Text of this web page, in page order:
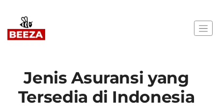
Jenis Asuransi yang
Tersedia di Indonesia